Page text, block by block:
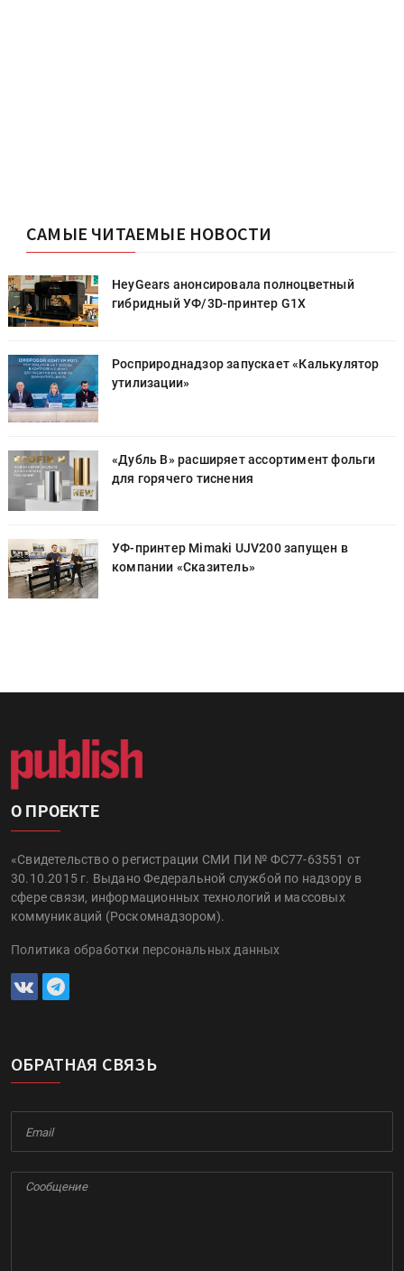
САМЫЕ ЧИТАЕМЫЕ НОВОСТИ
HeyGears анонсировала полноцветный
гибридный УФ/3D-принтер G1X
Росприроднадзор запускает «Калькулятор
утилизации»
«Дубль В» расширяет ассортимент фольги
для горячего тиснения
УФ-принтер Mimaki UJV200 запущен в
компании «Сказитель»
О ПРОЕКТЕ
«Свидетельство о регистрации СМИ ПИ № ФС77-63551 от
30.10.2015 г. Выдано Федеральной службой по надзору в
сфере связи, информационных технологий и массовых
коммуникаций (Роскомнадзором).
Политика обработки персональных данных
ОБРАТНАЯ СВЯЗЬ